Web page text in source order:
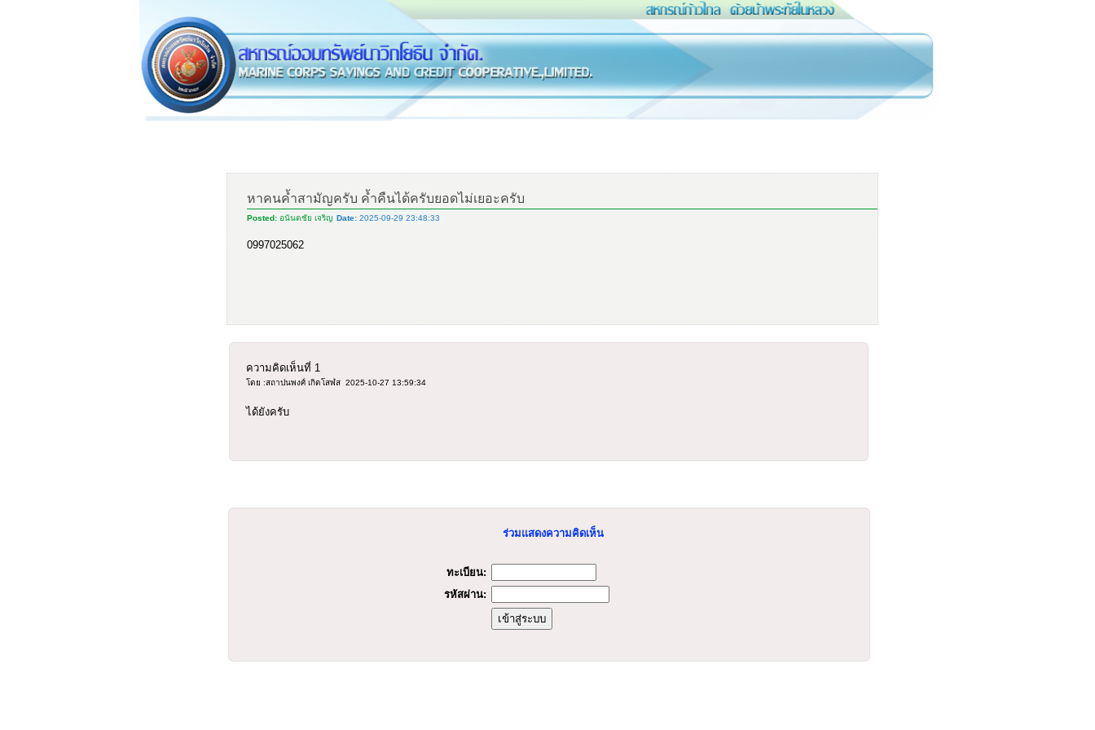
หาคนค้ำสามัญครับ ค้ำคืนได้ครับยอดไม่เยอะครับ
Posted: อนันตชัย เจริญ Date: 2025-09-29 23:48:33
0997025062
ความคิดเห็นที่ 1
โดย :สถาปนพงศ์ เกิดโสฬส 2025-10-27 13:59:34
ได้ยังครับ
ร่วมแสดงความคิดเห็น
ทะเบียน:
รหัสผ่าน: